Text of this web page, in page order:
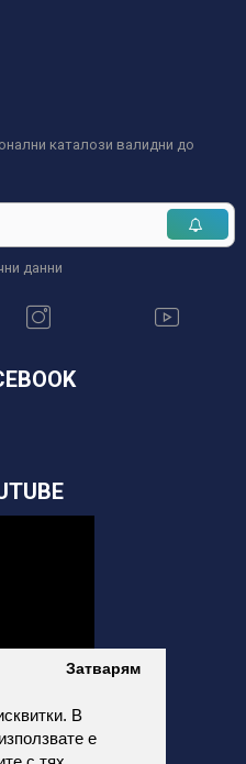
В
е
Затварям
каталози валидни до
данни